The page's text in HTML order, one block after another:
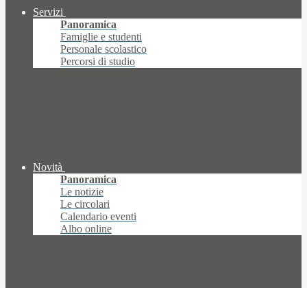
Servizi
Panoramica
Famiglie e studenti
Personale scolastico
Percorsi di studio
Novità
Panoramica
Le notizie
Le circolari
Calendario eventi
Albo online